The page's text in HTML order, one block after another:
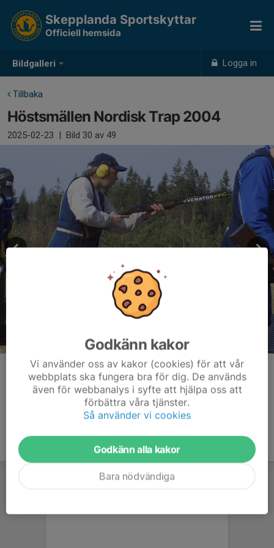
Bildgalleri Logga in
Skepplanda Sportskyttar
Officiell hemsida
Tillbaka
Höstsmällen Nordisk Trap 2004
2025-02-23 | Bild 30 av 49
Kommentarer
Godkänn kakor
Vi använder oss av kakor (cookies) för att vår
webbplats ska fungera bra för dig. De används
även för webbanalys i syfte att hjälpa oss att
förbättra våra tjänster.
Så använder vi cookies
Godkänn alla kakor
Bara nödvändiga